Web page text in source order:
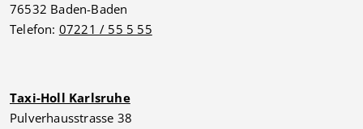
76532 Baden-Baden
Telefon: 07221 / 55 5 55
Taxi-Holl Karlsruhe
Pulverhausstrasse 38